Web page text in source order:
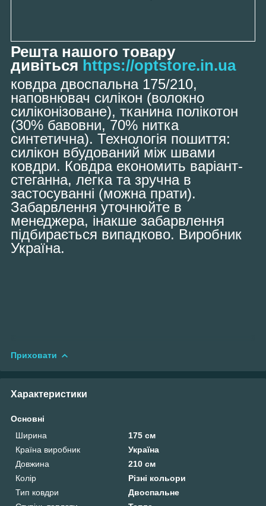
Решта нашого товару
дивіться https://optstore.in.ua
ковдра двоспальна 175/210,
наповнювач силікон (волокно
силіконізоване), тканина полікотон
(30% бавовни, 70% нитка
синтетична). Технологія пошиття:
силікон вбудований між швами
ковдри. Ковдра економить варіант-
стеганна, легка та зручна в
застосуванні (можна прати).
Забарвлення уточнюйте в
менеджера, інакше забарвлення
підбирається випадково. Виробник
Україна.
Приховати
Характеристики
Основні
Ширина
175 см
Країна виробник
Україна
Довжина
210 см
Колір
Різні кольори
Тип ковдри
Двоспальне